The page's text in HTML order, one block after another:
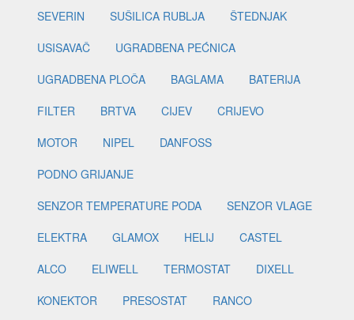
SEVERIN
SUŠILICA RUBLJA
ŠTEDNJAK
USISAVAČ
UGRADBENA PEĆNICA
UGRADBENA PLOČA
BAGLAMA
BATERIJA
FILTER
BRTVA CIJEV
CRIJEVO
MOTOR
NIPEL
DANFOSS
PODNO GRIJANJE
SENZOR TEMPERATURE PODA
SENZOR VLAGE
ELEKTRA
GLAMOX HELIJ
CASTEL
ALCO
ELIWELL TERMOSTAT
DIXELL
KONEKTOR
PRESOSTAT
RANCO